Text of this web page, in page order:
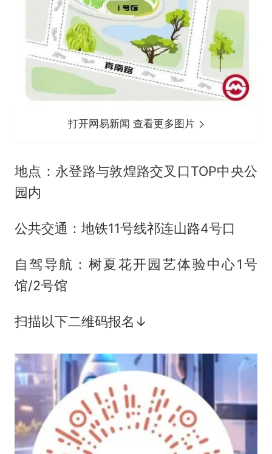
打开网易新闻 查看更多图片
地点：永登路与敦煌路交叉口TOP中央公
园内
公共交通：地铁11号线祁连山路4号口
自驾导航：树夏花开园艺体验中心1号
馆/2号馆
扫描以下二维码报名↓